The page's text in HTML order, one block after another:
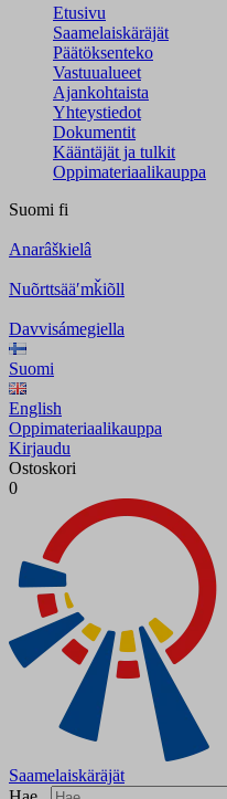
Etusivu
Saamelaiskäräjät
Päätöksenteko
Vastuualueet
Ajankohtaista
Yhteystiedot
Dokumentit
Kääntäjät ja tulkit
Oppimateriaalikauppa
Suomi fi
Anarâškielâ
Nuõrttsääʹmǩiõll
Davvisámegiella
Suomi
English
Oppimateriaalikauppa
Kirjaudu
Ostoskori
0
Saamelaiskäräjät